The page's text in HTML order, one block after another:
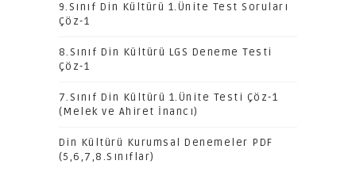
9.Sınıf Din Kültürü 1.Ünite Test Soruları
Çöz-1
8.Sınıf Din Kültürü LGS Deneme Testi
Çöz-1
7.Sınıf Din Kültürü 1.Ünite Testi Çöz-1
(Melek ve Ahiret İnancı)
Din Kültürü Kurumsal Denemeler PDF
(5,6,7,8.Sınıflar)